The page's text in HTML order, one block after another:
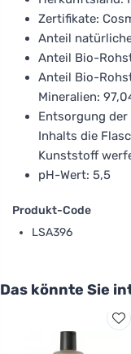
Zertifikate:
Anteil
Anteil Bio-
Anteil Bio-
Mineralien:
Entsorgung der
Inhalts die
Kunststoff
pH-Wert: 5,5
Produkt-Code
LSA396
Das könnte Sie